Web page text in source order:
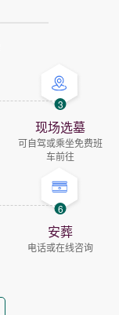
3
现场选墓
可自驾或乘坐免费班
车前往
6
安葬
电话或在线咨询